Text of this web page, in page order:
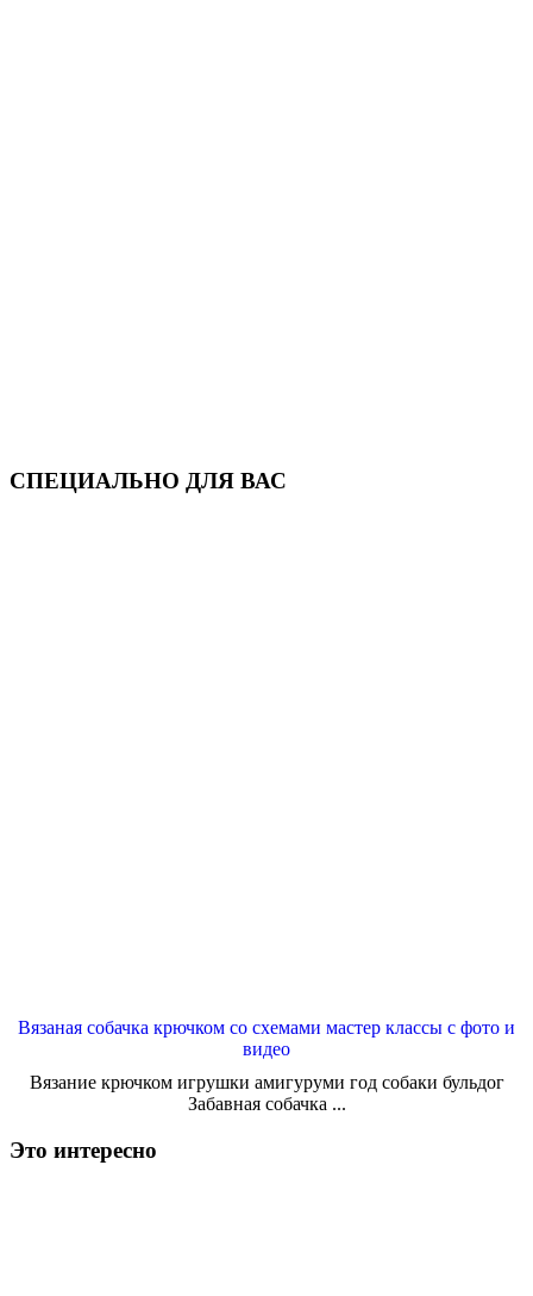
СПЕЦИАЛЬНО ДЛЯ ВАС
Вязаная собачка крючком со схемами мастер классы с фото и
видео
Вязание крючком игрушки амигуруми год собаки бульдог
Забавная собачка ...
Это интересно